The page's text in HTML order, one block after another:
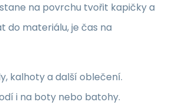
na povrchu tvořit kapičky a
do materiálu, je čas na
kalhoty a další oblečení.
i na boty nebo batohy.